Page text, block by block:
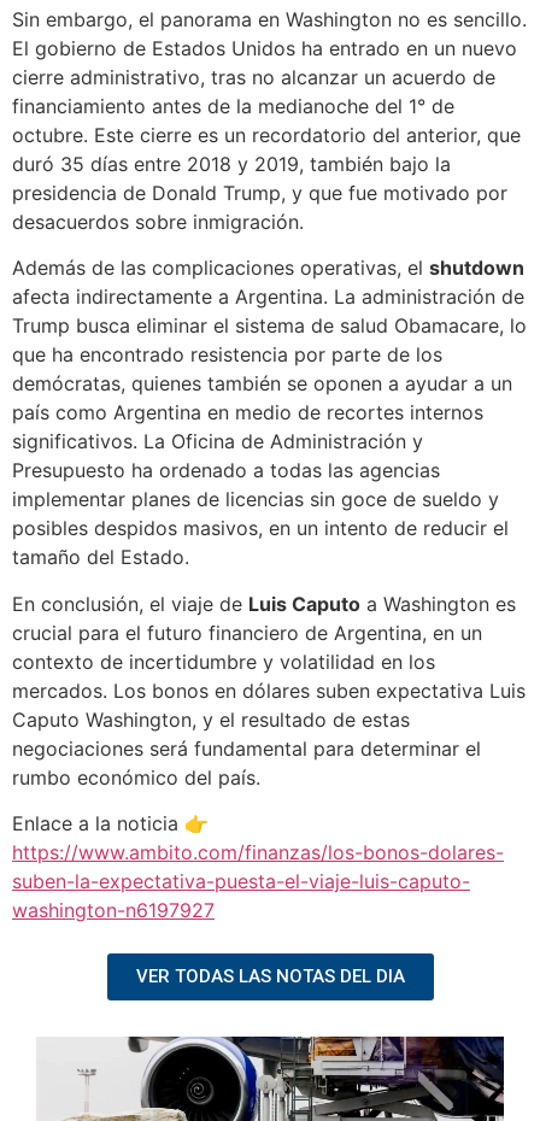
Sin embargo, el panorama en Washington no es sencillo.
El gobierno de Estados Unidos ha entrado en un nuevo
cierre administrativo, tras no alcanzar un acuerdo de
financiamiento antes de la medianoche del 1° de
octubre. Este cierre es un recordatorio del anterior, que
duró 35 días entre 2018 y 2019, también bajo la
presidencia de Donald Trump, y que fue motivado por
desacuerdos sobre inmigración.
Además de las complicaciones operativas, el shutdown
afecta indirectamente a Argentina. La administración de
Trump busca eliminar el sistema de salud Obamacare, lo
que ha encontrado resistencia por parte de los
demócratas, quienes también se oponen a ayudar a un
país como Argentina en medio de recortes internos
significativos. La Oficina de Administración y
Presupuesto ha ordenado a todas las agencias
implementar planes de licencias sin goce de sueldo y
posibles despidos masivos, en un intento de reducir el
tamaño del Estado.
En conclusión, el viaje de Luis Caputo a Washington es
crucial para el futuro financiero de Argentina, en un
contexto de incertidumbre y volatilidad en los
mercados. Los bonos en dólares suben expectativa Luis
Caputo Washington, y el resultado de estas
negociaciones será fundamental para determinar el
rumbo económico del país.
Enlace a la noticia 👉
https://www.ambito.com/finanzas/los-bonos-dolares-
suben-la-expectativa-puesta-el-viaje-luis-caputo-
washington-n6197927
VER TODAS LAS NOTAS DEL DIA